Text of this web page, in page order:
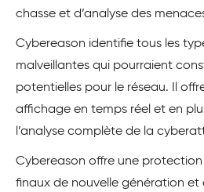
chasse et d’analyse des
Cybereason identifie tous les
malveillantes qui pourraient
potentielles pour le réseau. Il
affichage en temps réel et en
l’analyse complète de la
Cybereason offre une
finaux de nouvelle génération et